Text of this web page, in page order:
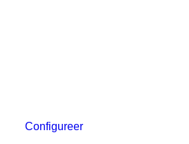
Configureer